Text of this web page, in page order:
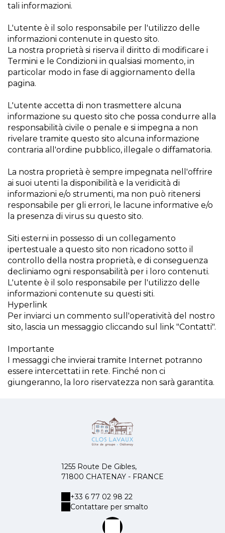
tali informazioni.
L'utente è il solo responsabile per l'utilizzo delle
informazioni contenute in questo sito.
La nostra proprietà si riserva il diritto di modificare i
Termini e le Condizioni in qualsiasi momento, in
particolar modo in fase di aggiornamento della
pagina.
L'utente accetta di non trasmettere alcuna
informazione su questo sito che possa condurre alla
responsabilità civile o penale e si impegna a non
rivelare tramite questo sito alcuna informazione
contraria all'ordine pubblico, illegale o diffamatoria.
La nostra proprietà è sempre impegnata nell'offrire
ai suoi utenti la disponibilità e la veridicità di
informazioni e/o strumenti, ma non può ritenersi
responsabile per gli errori, le lacune informative e/o
la presenza di virus su questo sito.
Siti esterni in possesso di un collegamento
ipertestuale a questo sito non ricadono sotto il
controllo della nostra proprietà, e di conseguenza
decliniamo ogni responsabilità per i loro contenuti.
L'utente è il solo responsabile per l'utilizzo delle
informazioni contenute su questi siti.
Hyperlink
Per inviarci un commento sull'operatività del nostro
sito, lascia un messaggio cliccando sul link "Contatti".
Importante
I messaggi che invierai tramite Internet potranno
essere intercettati in rete. Finché non ci
giungeranno, la loro riservatezza non sarà garantita.
1255 Route De Gibles,
71800 CHATENAY - FRANCE
+33 6 77 02 98 22
Contattare per smalto